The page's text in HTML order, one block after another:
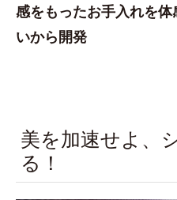
感をもったお手入れを
いから開発
美を加速せよ、
る！